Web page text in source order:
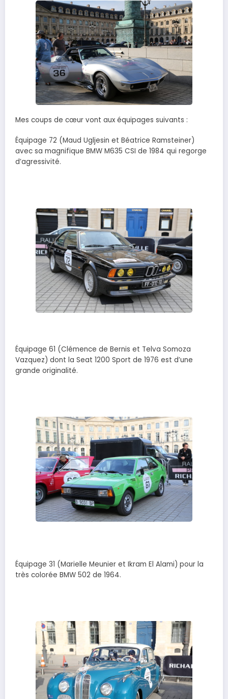
Mes coups de cœur vont aux équipages suivants :
Équipage 72 (Maud Ugljesin et Béatrice Ramsteiner)
avec sa magnifique BMW M635 CSI de 1984 qui regorge
d’agressivité.
Équipage 61 (Clémence de Bernis et Telva Somoza
Vazquez) dont la Seat 1200 Sport de 1976 est d’une
grande originalité.
Équipage 31 (Marielle Meunier et Ikram El Alami) pour la
très colorée BMW 502 de 1964.